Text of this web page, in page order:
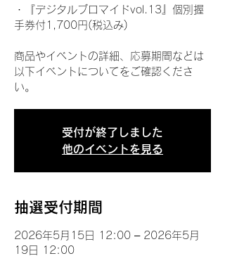
・『デジタルブロマイドvol.13』個別握
手券付1,700円(税込み)
商品やイベントの詳細、応募期間などは
以下イベントについてをご確認くださ
い。
受付が終了しました
他のイベントを見る
抽選受付期間
2026年5月15日 12:00 – 2026年5月
19日 12:00